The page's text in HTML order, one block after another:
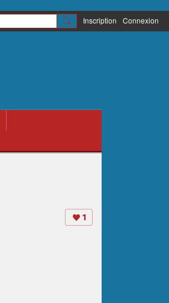
Inscription Connexion
1